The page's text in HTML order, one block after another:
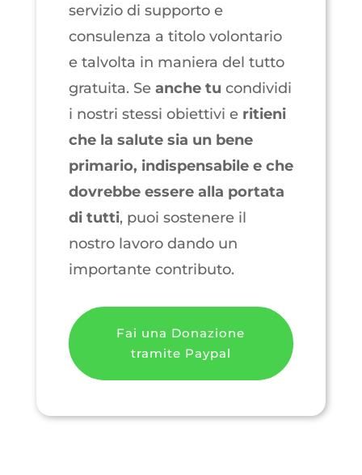
servizio di supporto e
consulenza a titolo volontario
e talvolta in maniera del tutto
gratuita. Se anche tu condividi
i nostri stessi obiettivi e ritieni
che la salute sia un bene
primario, indispensabile e che
dovrebbe essere alla portata
di tutti, puoi sostenere il
nostro lavoro dando un
importante contributo.
Fai una Donazione
tramite Paypal